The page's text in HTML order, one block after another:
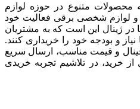
محصولات متنوع در حوزه لوازم
و لوازم شخصی برقی فعالیت خود
در ژینال این است که به مشتریان
و بودجه خود را خریداری کنند.
و قیمت مناسب، ارسال سریع
از خرید، در تلاشیم تجربه خریدی